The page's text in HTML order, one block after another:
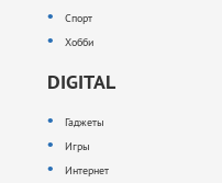
Спорт
Хобби
DIGITAL
Гаджеты
Игры
Интернет